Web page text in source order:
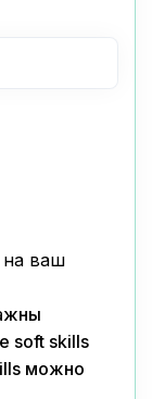
на ваш
soft skills
можно